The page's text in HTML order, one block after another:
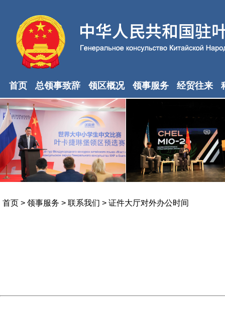
首页 总领事致辞 领区概况 领事服务 经贸往来
首页 > 领事服务 > 联系我们 > 证件大厅对外办公时间